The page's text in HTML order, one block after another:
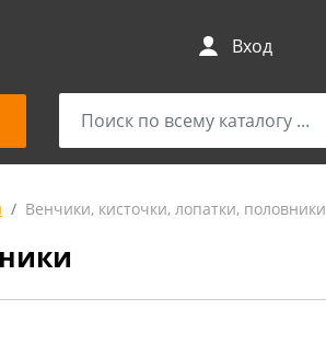
Вход
Венчики, кисточки, лопатки, половники